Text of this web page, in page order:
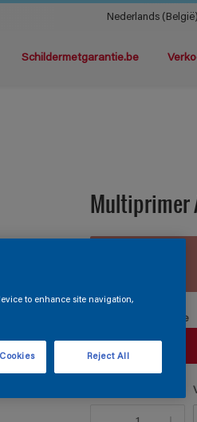
Nederlands (België)
Schildermetgarantie.be
Multiprimer
Verpakkingsgrootte
2,5 L
to enhance site navigation,
Reject All